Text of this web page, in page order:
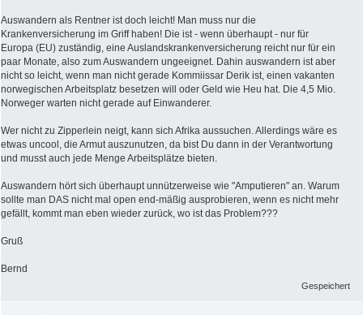
Auswandern als Rentner ist doch leicht! Man muss nur die
Krankenversicherung im Griff haben! Die ist - wenn überhaupt - nur für
Europa (EU) zuständig, eine Auslandskrankenversicherung reicht nur für ein
paar Monate, also zum Auswandern ungeeignet. Dahin auswandern ist aber
nicht so leicht, wenn man nicht gerade Kommiissar Derik ist, einen vakanten
norwegischen Arbeitsplatz besetzen will oder Geld wie Heu hat. Die 4,5 Mio.
Norweger warten nicht gerade auf Einwanderer.
Wer nicht zu Zipperlein neigt, kann sich Afrika aussuchen. Allerdings wäre es
etwas uncool, die Armut auszunutzen, da bist Du dann in der Verantwortung
und musst auch jede Menge Arbeitsplätze bieten.
Auswandern hört sich überhaupt unnützerweise wie "Amputieren" an. Warum
sollte man DAS nicht mal open end-mäßig ausprobieren, wenn es nicht mehr
gefällt, kommt man eben wieder zurück, wo ist das Problem???
Gruß
Bernd
Gespeichert